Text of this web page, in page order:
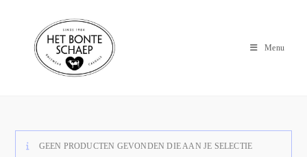
Menu
GEEN PRODUCTEN GEVONDEN DIE AAN JE SELECTIE